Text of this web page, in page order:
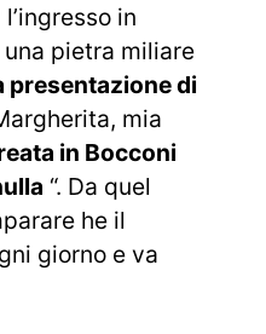
in
pietra miliare
presentazione di
mia
in Bocconi
“. Da quel
he il
giorno e va